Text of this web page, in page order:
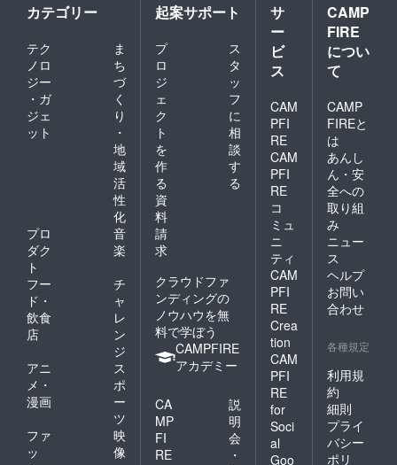
カテゴリー
テク
ノロ
ジー
・ガ
ジェ
ット
ま
ち
づ
く
り
・
地
域
活
性
化
プロ
ダク
ト
音
楽
フー
ド・
飲食
店
チ
ャ
レ
ン
ジ
アニ
メ・
漫画
ス
ポ
ー
ツ
ファ
ッ
映
像
起案サポート
プ
ロ
ジ
ェ
ク
ト
を
作
る
ス
タ
ッ
フ
に
相
談
す
る
資
料
請
求
クラウドファ
ンディングの
ノウハウを無
料で学ぼう
CAMPFIRE
アカデミー
CA
MP
FI
RE
説
明
会
・
サ
ー
ビ
ス
CAM
PFI
RE
CAM
PFI
RE
コ
ミュ
ニ
ティ
CAM
PFI
RE
Crea
tion
CAM
PFI
RE
for
Soci
al
Goo
CAMP
FIRE
につい
て
CAMP
FIREと
は
あんし
ん・安
全への
取り組
み
ニュー
ス
ヘルプ
お問い
合わせ
各種規定
利用規
約
細則
プライ
バシー
ポリ